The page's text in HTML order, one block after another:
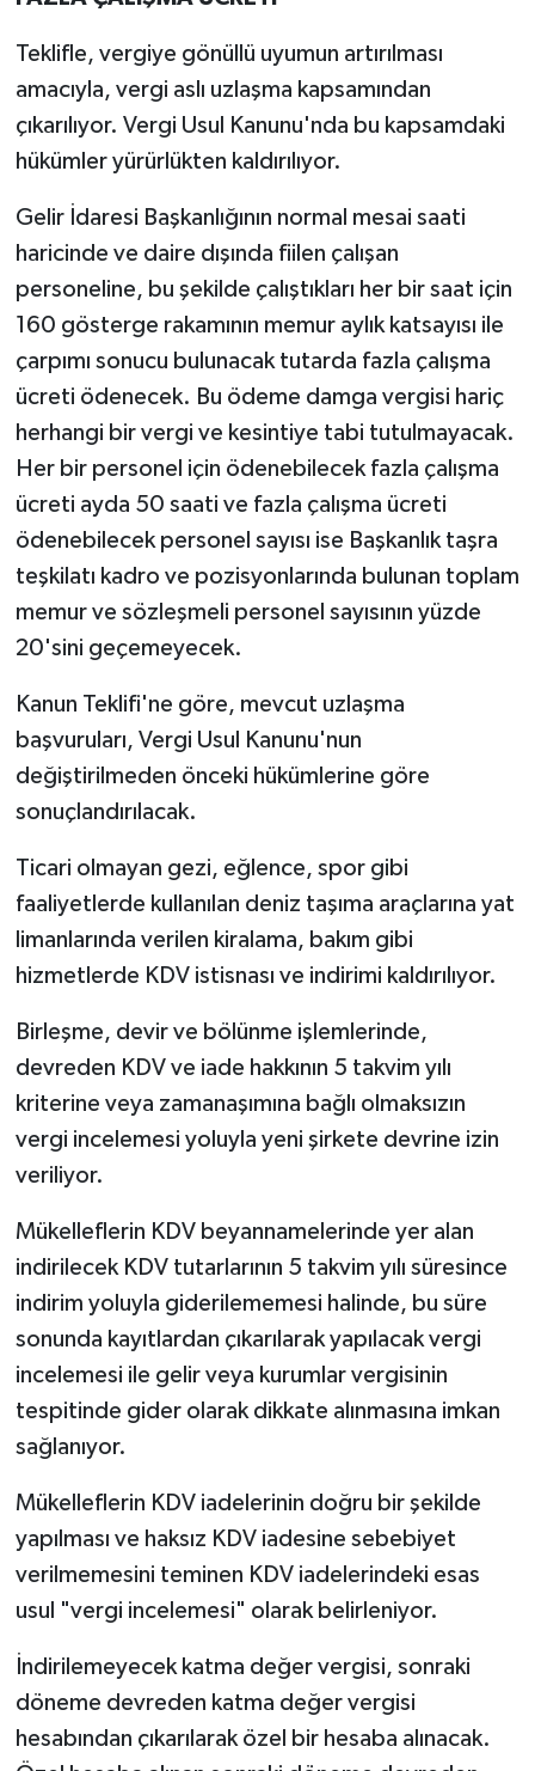
Teklifle, vergiye gönüllü uyumun artırılması
amacıyla, vergi aslı uzlaşma kapsamından
çıkarılıyor. Vergi Usul Kanunu'nda bu kapsamdaki
hükümler yürürlükten kaldırılıyor.
Gelir İdaresi Başkanlığının normal mesai saati
haricinde ve daire dışında fiilen çalışan
personeline, bu şekilde çalıştıkları her bir saat için
160 gösterge rakamının memur aylık katsayısı ile
çarpımı sonucu bulunacak tutarda fazla çalışma
ücreti ödenecek. Bu ödeme damga vergisi hariç
herhangi bir vergi ve kesintiye tabi tutulmayacak.
Her bir personel için ödenebilecek fazla çalışma
ücreti ayda 50 saati ve fazla çalışma ücreti
ödenebilecek personel sayısı ise Başkanlık taşra
teşkilatı kadro ve pozisyonlarında bulunan toplam
memur ve sözleşmeli personel sayısının yüzde
20'sini geçemeyecek.
Kanun Teklifi'ne göre, mevcut uzlaşma
başvuruları, Vergi Usul Kanunu'nun
değiştirilmeden önceki hükümlerine göre
sonuçlandırılacak.
Ticari olmayan gezi, eğlence, spor gibi
faaliyetlerde kullanılan deniz taşıma araçlarına yat
limanlarında verilen kiralama, bakım gibi
hizmetlerde KDV istisnası ve indirimi kaldırılıyor.
Birleşme, devir ve bölünme işlemlerinde,
devreden KDV ve iade hakkının 5 takvim yılı
kriterine veya zamanaşımına bağlı olmaksızın
vergi incelemesi yoluyla yeni şirkete devrine izin
veriliyor.
Mükelleflerin KDV beyannamelerinde yer alan
indirilecek KDV tutarlarının 5 takvim yılı süresince
indirim yoluyla giderilememesi halinde, bu süre
sonunda kayıtlardan çıkarılarak yapılacak vergi
incelemesi ile gelir veya kurumlar vergisinin
tespitinde gider olarak dikkate alınmasına imkan
sağlanıyor.
Mükelleflerin KDV iadelerinin doğru bir şekilde
yapılması ve haksız KDV iadesine sebebiyet
verilmemesini teminen KDV iadelerindeki esas
usul "vergi incelemesi" olarak belirleniyor.
İndirilemeyecek katma değer vergisi, sonraki
döneme devreden katma değer vergisi
hesabından çıkarılarak özel bir hesaba alınacak.